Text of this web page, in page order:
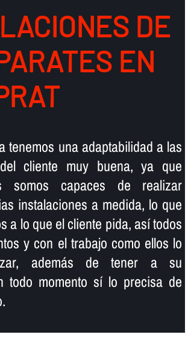
DE
EN
tenemos una adaptabilidad a las
cliente muy buena, ya que
somos capaces de realizar
instalaciones a medida, lo que
a lo que el cliente pida, así­ todos
y con el trabajo como ellos lo
además de tener a su
todo momento sí­ lo precisa de